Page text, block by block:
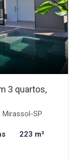
3 quartos,
Mirassol-SP
223 m²